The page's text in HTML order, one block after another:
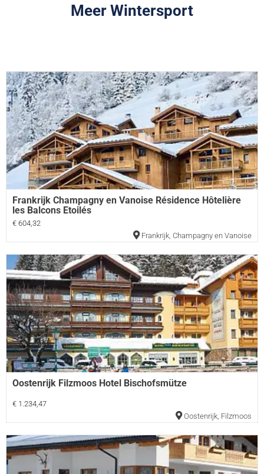
Meer Wintersport
Frankrijk Champagny en Vanoise Résidence Hôtelière
les Balcons Etoilés
€ 604,32
Frankrijk Champagny en Vanoise
Oostenrijk Filzmoos Hotel Bischofsmütze
€ 1.234,47
Oostenrijk Filzmoos